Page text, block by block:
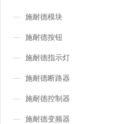
施耐德模块
施耐德按钮
施耐德指示灯
施耐德断路器
施耐德控制器
施耐德变频器